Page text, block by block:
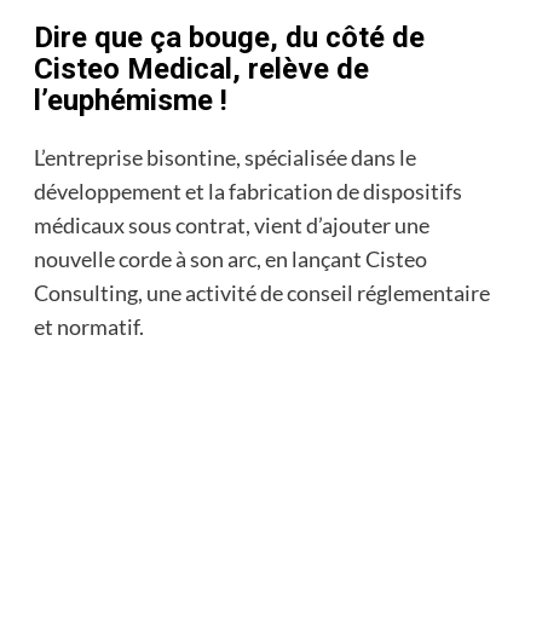
Dire que ça bouge, du côté de
Cisteo Medical, relève de
l’euphémisme !
L’entreprise bisontine, spécialisée dans le
développement et la fabrication de dispositifs
médicaux sous contrat, vient d’ajouter une
nouvelle corde à son arc, en lançant Cisteo
Consulting, une activité de conseil réglementaire
et normatif.